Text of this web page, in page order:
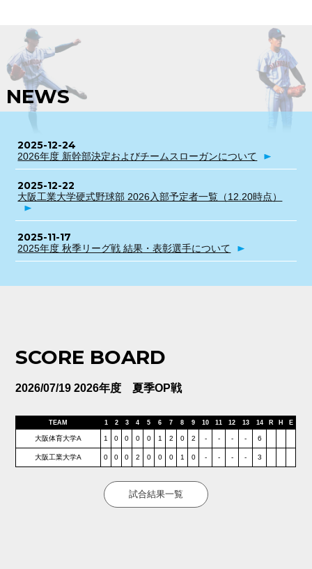
NEWS
2025-12-24
2026年度 新幹部決定およびチームスローガンについて
2025-12-22
大阪工業大学硬式野球部 2026入部予定者一覧（12.20時点）
2025-11-17
2025年度 秋季リーグ戦 結果・表彰選手について
SCORE BOARD
2026/07/19 2026年度 夏季OP戦
TEAM 1 2 3 4 5 6 7 8 9 10 11 12 13 14 R H E
大阪体育大学A 1 0 0 0 0 1 2 0 2 - - - - 6
大阪工業大学A 0 0 0 2 0 0 0 1 0 - - - - 3
試合結果一覧